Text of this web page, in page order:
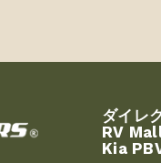
ダイレ
RV
Kia